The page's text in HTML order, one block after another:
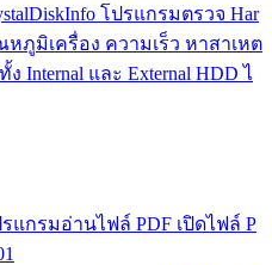
โปรแกรมตรวจ Har
ภูมิเครื่อง ความเร็ว หาสาเหต
Internal และ External HDD ไ
รแกรมอ่านไฟล์ PDF เปิดไฟล์ P